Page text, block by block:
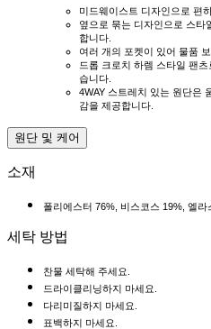
미드웨이스트 디자인으로 편
옆으로 묶는 디자인으로 스타
합니다.
여러 개의 포켓이 있어 물품
드롭 크로치 하렘 스타일 팬
습니다.
4WAY 스트레치 있는 원단은
감을 제공합니다.
원단 및 케어
소재
폴리에스터 76%, 비스코스 19%, 엘라
세탁 방법
찬물 세탁해 주세요.
드라이클리닝하지 마세요.
다리미질하지 마세요.
표백하지 마세요.